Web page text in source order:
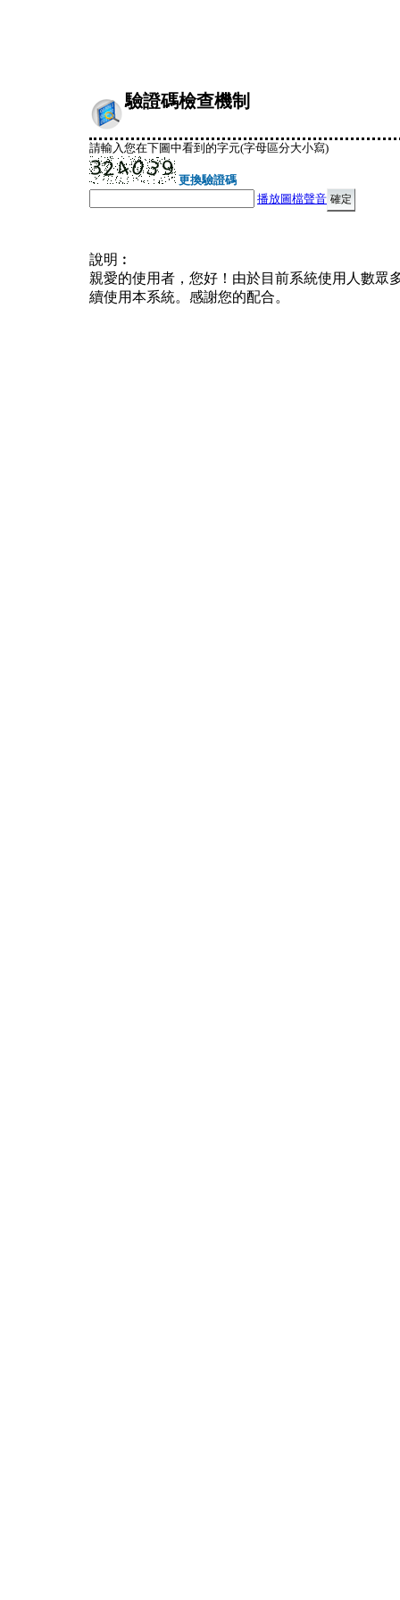
驗證碼檢查機制
請輸入您在下圖中看到的字元(字母區分大小寫)
更換驗證碼
播放圖檔聲音
說明︰
親愛的使用者，您好！由於目前系統使用人數眾
續使用本系統。感謝您的配合。